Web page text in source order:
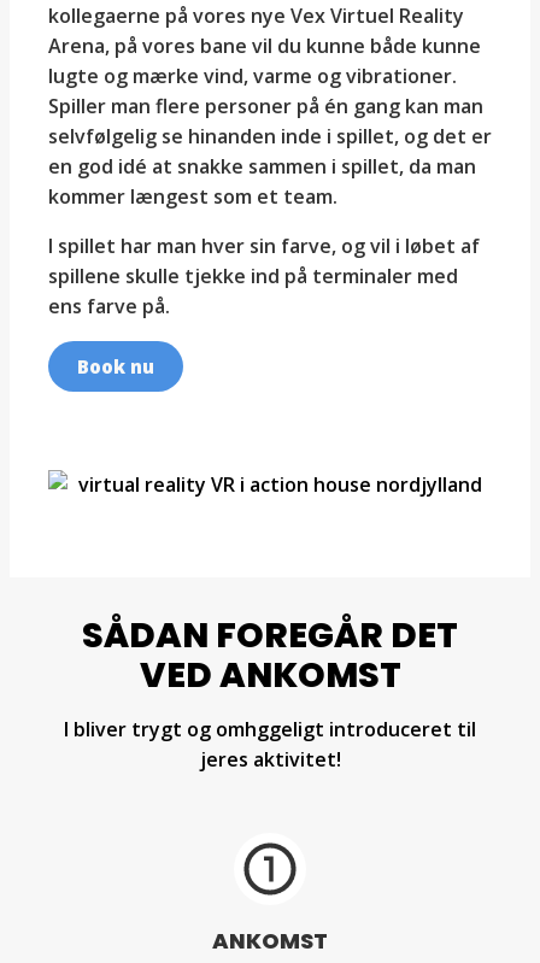
kollegaerne på vores nye Vex Virtuel Reality
Arena, på vores bane vil du kunne både kunne
lugte og mærke vind, varme og vibrationer.
Spiller man flere personer på én gang kan man
selvfølgelig se hinanden inde i spillet, og det er
en god idé at snakke sammen i spillet, da man
kommer længest som et team.
I spillet har man hver sin farve, og vil i løbet af
spillene skulle tjekke ind på terminaler med
ens farve på.
Book nu
SÅDAN FOREGÅR DET
VED ANKOMST
I bliver trygt og omhggeligt introduceret til
jeres aktivitet!
ANKOMST